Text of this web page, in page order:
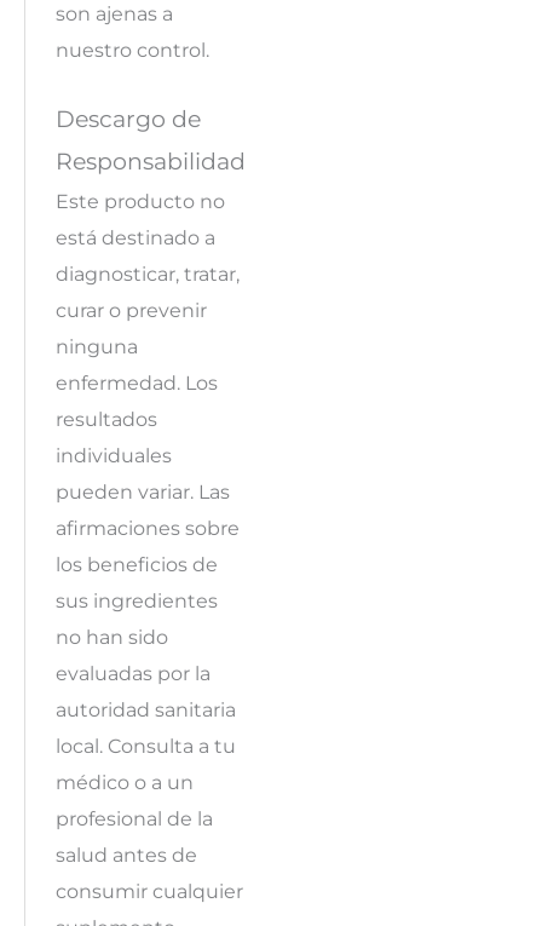
son ajenas a
nuestro control.
Descargo de
Responsabilidad
Este producto no
está destinado a
diagnosticar, tratar,
curar o prevenir
ninguna
enfermedad. Los
resultados
individuales
pueden variar. Las
afirmaciones sobre
los beneficios de
sus ingredientes
no han sido
evaluadas por la
autoridad sanitaria
local. Consulta a tu
médico o a un
profesional de la
salud antes de
consumir cualquier